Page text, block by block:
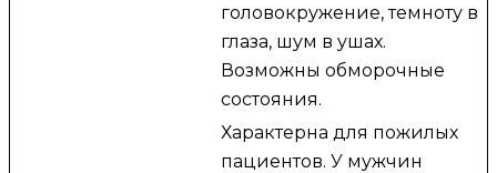
головокружение, темноту в
глаза, шум в ушах.
Возможны обморочные
состояния.
Характерна для пожилых
пациентов. У мужчин